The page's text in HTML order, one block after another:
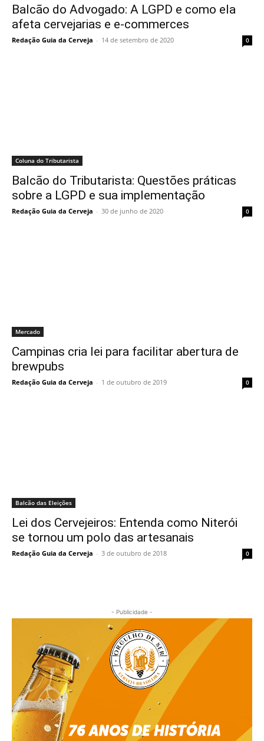
Balcão do Advogado: A LGPD e como ela
afeta cervejarias e e-commerces
Redação Guia da Cerveja - 14 de setembro de 2020 0
Coluna do Tributarista
Balcão do Tributarista: Questões práticas
sobre a LGPD e sua implementação
Redação Guia da Cerveja - 30 de junho de 2020 0
Mercado
Campinas cria lei para facilitar abertura de
brewpubs
Redação Guia da Cerveja - 1 de outubro de 2019 0
Balcão das Eleições
Lei dos Cervejeiros: Entenda como Niterói
se tornou um polo das artesanais
Redação Guia da Cerveja - 3 de outubro de 2018 0
- Publicidade -